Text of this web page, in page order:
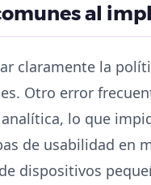
al
claramente la
Otro error
lo que
de usabilidad en
dispositivos